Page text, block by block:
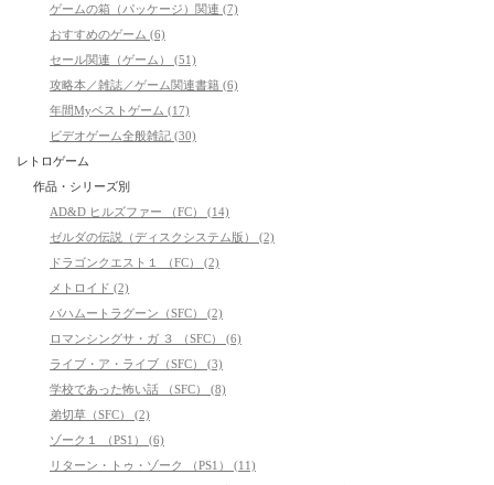
ゲームの箱（パッケージ）関連 (7)
おすすめのゲーム (6)
セール関連（ゲーム） (51)
攻略本／雑誌／ゲーム関連書籍 (6)
年間Myベストゲーム (17)
ビデオゲーム全般雑記 (30)
レトロゲーム
作品・シリーズ別
AD&D ヒルズファー （FC） (14)
ゼルダの伝説（ディスクシステム版） (2)
ドラゴンクエスト１ （FC） (2)
メトロイド (2)
バハムートラグーン（SFC） (2)
ロマンシングサ・ガ ３ （SFC） (6)
ライブ・ア・ライブ（SFC） (3)
学校であった怖い話 （SFC） (8)
弟切草（SFC） (2)
ゾーク１ （PS1） (6)
リターン・トゥ・ゾーク （PS1） (11)